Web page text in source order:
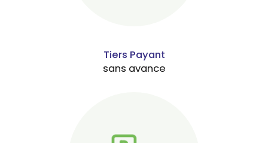
Tiers Payant
sans avance